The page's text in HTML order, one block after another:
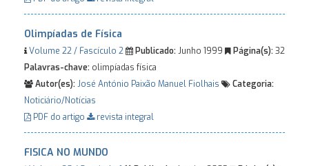
Olimpíadas de Física
Volume 22 / Fascículo 2 Publicado:Junho 1999 Página(s):32
Palavras-chave: olimpíadas física
Autor(es):José António Paixão Manuel Fiolhais
Categoria:
Noticiário/Notícias
PDF do artigo
revista integral
FISICA NO MUNDO